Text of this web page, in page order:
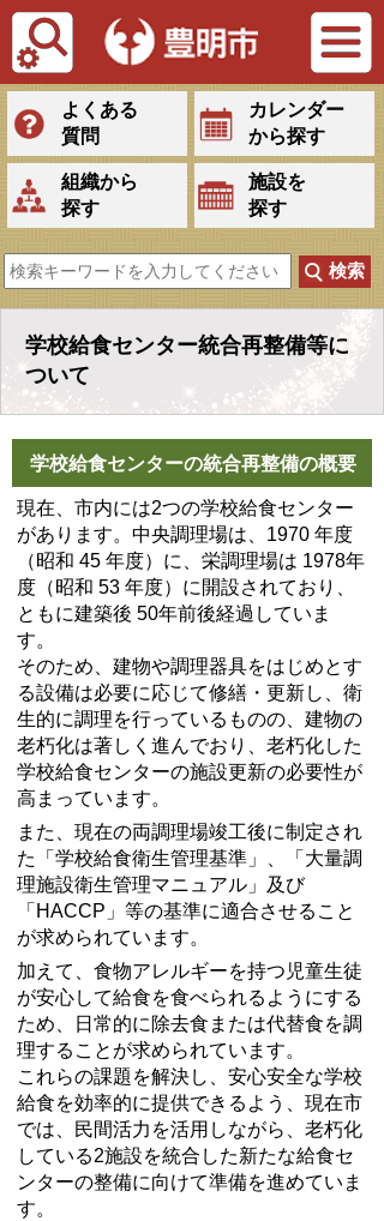
Tiếng Việt
よくある
質問
カレンダー
から探す
組織から
探す
施設を
探す
学校給食センター統合再整備等に
ついて
学校給食センターの統合再整備の概要
現在、市内には2つの学校給食センター
があります。中央調理場は、1970 年度
（昭和 45 年度）に、栄調理場は 1978年
度（昭和 53 年度）に開設されており、
ともに建築後 50年前後経過していま
す。
そのため、建物や調理器具をはじめとす
る設備は必要に応じて修繕・更新し、衛
生的に調理を行っているものの、建物の
老朽化は著しく進んでおり、老朽化した
学校給食センターの施設更新の必要性が
高まっています。
また、現在の両調理場竣工後に制定され
た「学校給食衛生管理基準」、「大量調
理施設衛生管理マニュアル」及び
「HACCP」等の基準に適合させること
が求められています。
加えて、食物アレルギーを持つ児童生徒
が安心して給食を食べられるようにする
ため、日常的に除去食または代替食を調
理することが求められています。
これらの課題を解決し、安心安全な学校
給食を効率的に提供できるよう、現在市
では、民間活力を活用しながら、老朽化
している2施設を統合した新たな給食セ
ンターの整備に向けて準備を進めていま
す。